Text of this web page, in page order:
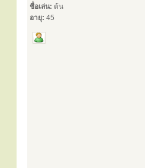
ชื่อเล่น: ต้น
อายุ: 45